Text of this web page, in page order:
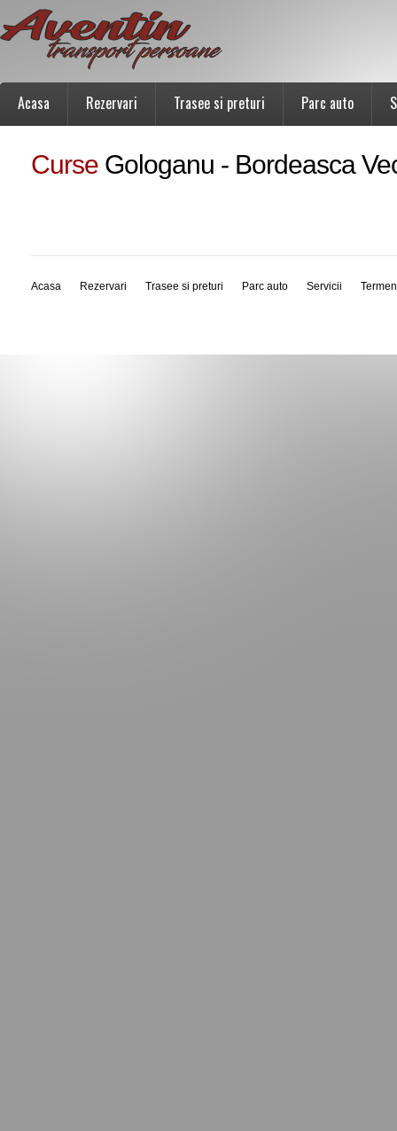
Acasa Rezervari Trasee si preturi Parc auto
Curse Gologanu - Bordeasca
Acasa Rezervari Trasee si preturi Parc auto Servicii